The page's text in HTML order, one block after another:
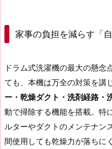
家事の負担を減らす「
ドラム式洗濯機の最大の懸念
ても、本機は万全の対策を講
ー・乾燥ダクト・洗剤経路・
動で掃除する機能を搭載。特
ルターやダクトのメンテナン
間使用しても乾燥力が落ちに